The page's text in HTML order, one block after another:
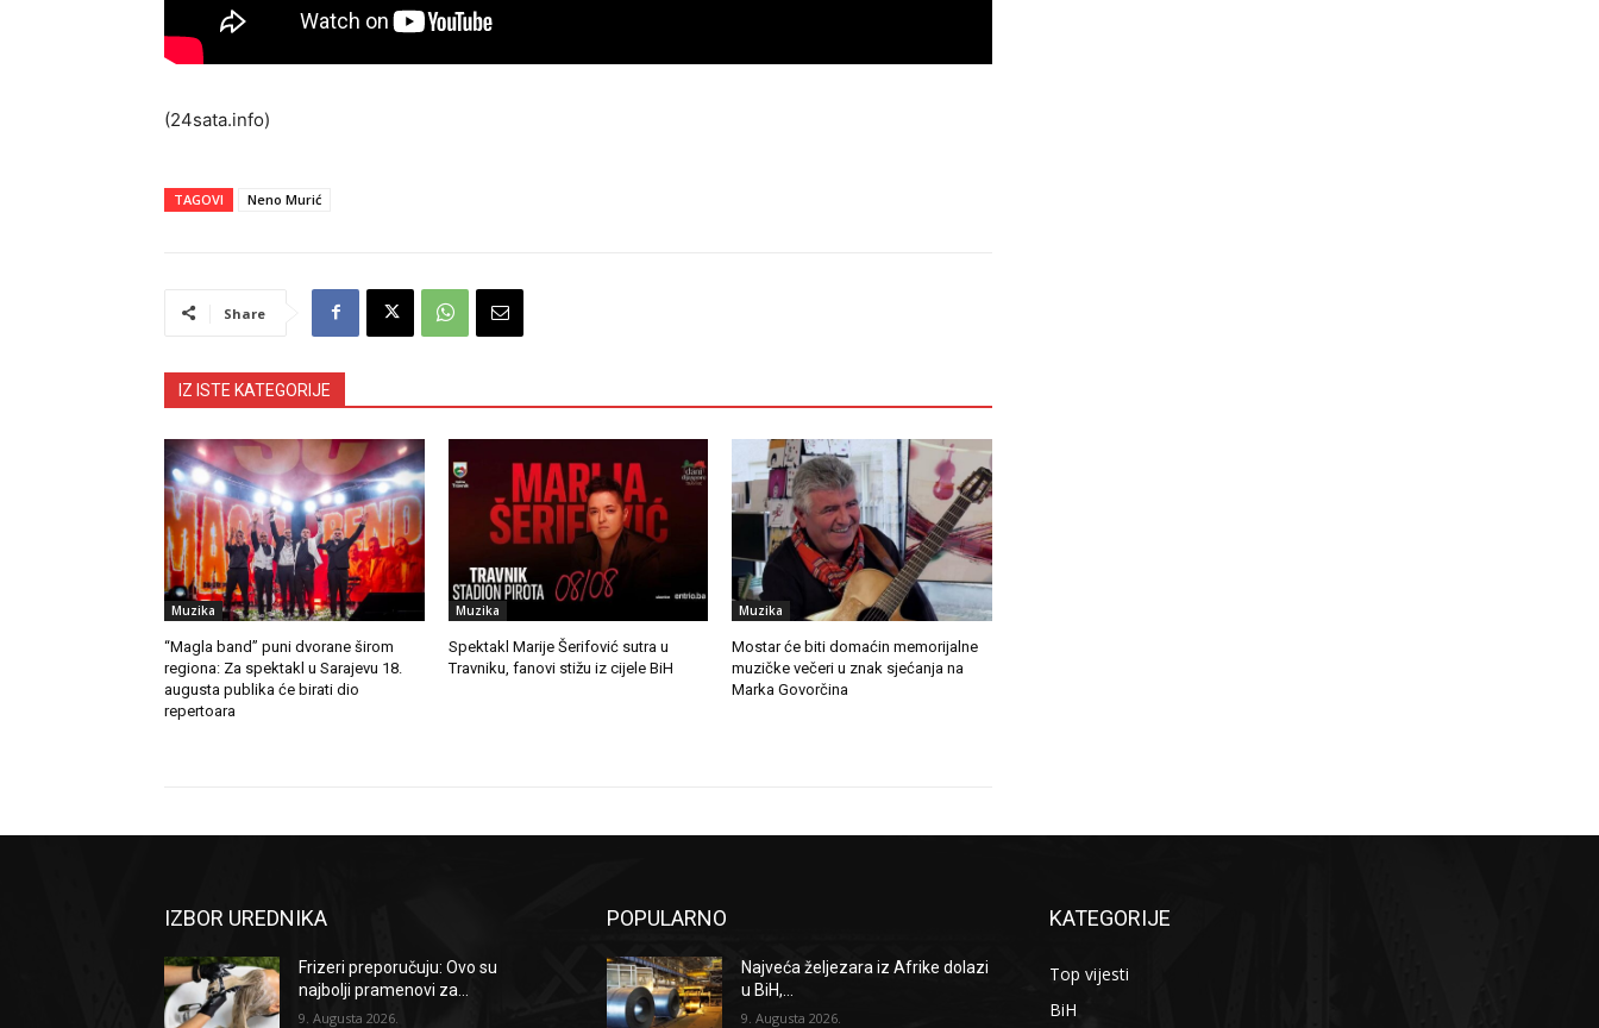
(24sata.info)
TAGOVI Neno Murić
Share
IZ ISTE KATEGORIJE
Muzika
“Magla band” puni dvorane širom
regiona: Za spektakl u Sarajevu 18.
augusta publika će birati dio
repertoara
Muzika
Spektakl Marije Šerifović sutra u
Travniku, fanovi stižu iz cijele BiH
Muzika
Mostar će biti domaćin memorijalne
muzičke večeri u znak sjećanja na
Marka Govorčina
IZBOR UREDNIKA
Frizeri preporučuju: Ovo su
najbolji pramenovi za...
9. Augusta 2026.
POPULARNO
Najveća željezara iz Afrike dolazi
u BiH,...
9. Augusta 2026.
KATEGORIJE
Top vijesti
BiH